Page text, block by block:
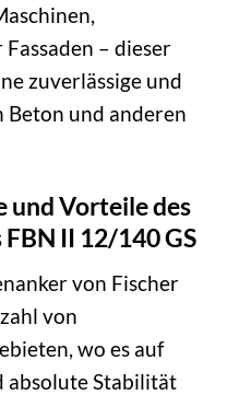
– dieser
zuverlässige und
Beton und anderen
und Vorteile des
II 12/140 GS
von Fischer
von
wo es auf
absolute Stabilität